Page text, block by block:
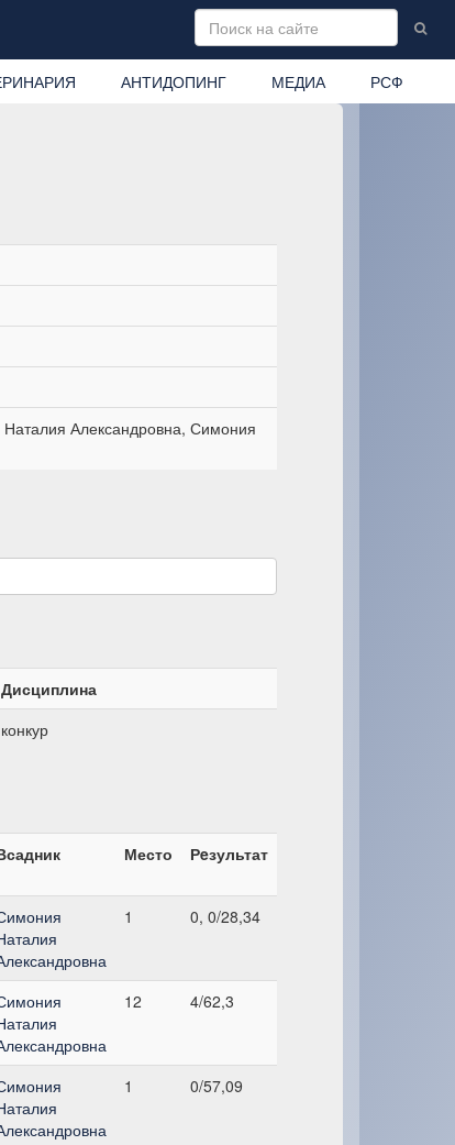
АНТИДОПИНГ МЕДИА РСФ
Александровна, Симония
Дисциплина
конкур
Место Рeзультат
1 0, 0/28,34
12 4/62,3
1 0/57,09